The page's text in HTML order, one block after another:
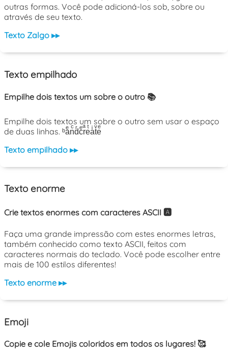
outras formas. Você pode adicioná-los sob, sobre ou
através de seu texto.
Texto Zalgo ▸▸
Texto empilhado
Empilhe dois textos um sobre o outro 📚
Empilhe dois textos um sobre o outro sem usar o espaço
de duas linhas. ᵇaͤnͨdͬcͤrͣeͭaͥtͮeͤ
Texto empilhado ▸▸
Texto enorme
Crie textos enormes com caracteres ASCII 🅰️
Faça uma grande impressão com estes enormes letras,
também conhecido como texto ASCII, feitos com
caracteres normais do teclado. Você pode escolher entre
mais de 100 estilos diferentes!
Texto enorme ▸▸
Emoji
Copie e cole Emojis coloridos em todos os lugares! 🥰